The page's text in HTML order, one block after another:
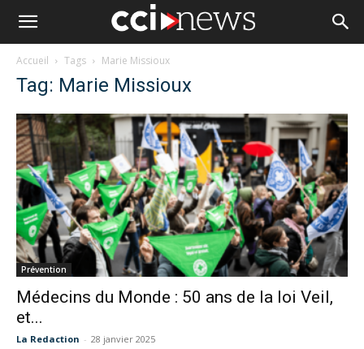
Accueil Tags Marie Missioux
Tag: Marie Missioux
Prévention
Médecins du Monde : 50 ans de la loi Veil,
et...
La Redaction - 28 janvier 2025